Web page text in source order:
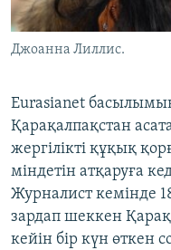
Джоанна Лиллис.
Eurasianet
Қарақалпақстан
жергілікті құқық
міндетін атқаруға
Журналист кемінде
зардап шеккен
кейін бір күн өткен